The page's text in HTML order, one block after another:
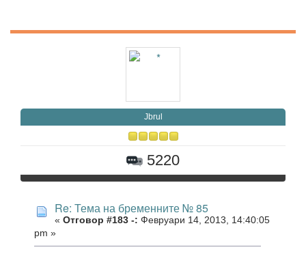
Jbrul
5220
Re: Тема на бременните № 85
« Отговор #183 -: Февруари 14, 2013, 14:40:05
pm »